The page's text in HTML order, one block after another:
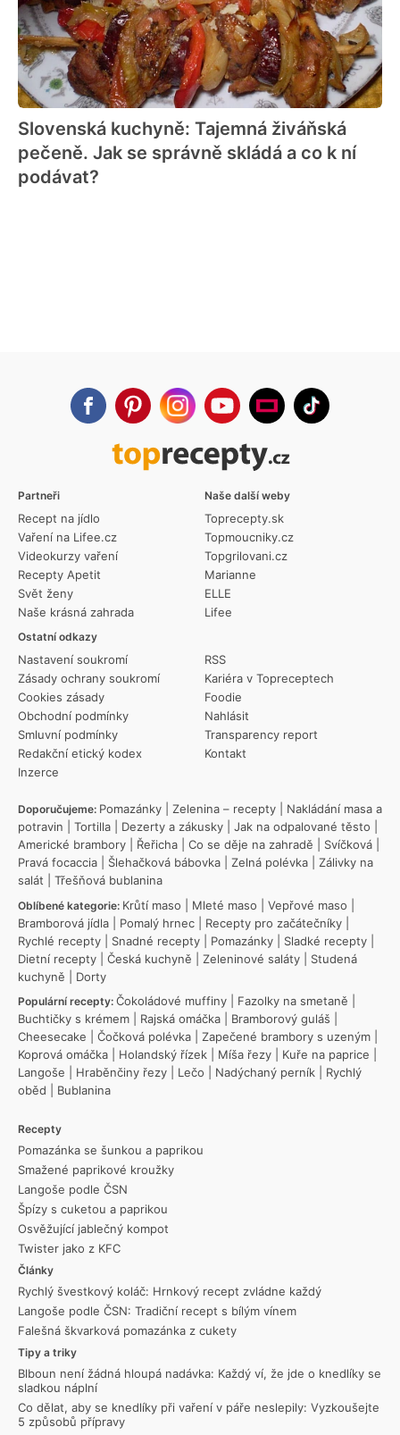
Slovenská kuchyně: Tajemná živáňská
pečeně. Jak se správně skládá a co k ní
podávat?
Partneři
Recept na jídlo
Vaření na Lifee.cz
Videokurzy vaření
Recepty Apetit
Svět ženy
Naše krásná zahrada
Ostatní odkazy
Nastavení soukromí
Zásady ochrany soukromí
Cookies zásady
Obchodní podmínky
Smluvní podmínky
Redakční etický kodex
Inzerce
RSS
Kariéra v Topreceptech
Foodie
Nahlásit
Transparency report
Kontakt
Naše další weby
Toprecepty.sk
Topmoucniky.cz
Topgrilovani.cz
Marianne
ELLE
Lifee
Doporučujeme: Pomazánky Zelenina – recepty
Nakládání masa a
potravin
Tortilla Dezerty a zákusky Jak na odpalované těsto
Americké brambory
Řeřicha Co se děje na zahradě Svíčková
Pravá focaccia
Šlehačková bábovka Zelná polévka
Zálivky na
salát
Třešňová bublanina
Oblíbené kategorie: Krůtí maso Mleté maso Vepřové maso
Bramborová jídla
Pomalý hrnec Recepty pro začátečníky
Rychlé recepty
Snadné recepty Pomazánky Sladké recepty
Dietní recepty
Česká kuchyně Zeleninové saláty
Studená
kuchyně
Dorty
Populární recepty: Čokoládové muffiny Fazolky na smetaně
Buchtičky s krémem
Rajská omáčka Bramborový guláš
Cheesecake
Čočková polévka Zapečené brambory s uzeným
Koprová omáčka
Holandský řízek Míša řezy Kuře na paprice
Langoše
Hraběnčiny řezy Lečo Nadýchaný perník
Rychlý
oběd
Bublanina
Recepty
Pomazánka se šunkou a paprikou
Smažené paprikové kroužky
Langoše podle ČSN
Špízy s cuketou a paprikou
Osvěžující jablečný kompot
Twister jako z KFC
Články
Rychlý švestkový koláč: Hrnkový recept zvládne každý
Langoše podle ČSN: Tradiční recept s bílým vínem
Falešná škvarková pomazánka z cukety
Tipy a triky
Blboun není žádná hloupá nadávka: Každý ví, že jde o knedlíky se
sladkou náplní
Co dělat, aby se knedlíky při vaření v páře neslepily: Vyzkoušejte
5 způsobů přípravy